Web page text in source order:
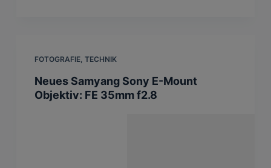
FOTOGRAFIE, TECHNIK
Neues Samyang Sony E-Mount
Objektiv: FE 35mm f2.8